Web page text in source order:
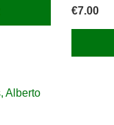
€7.00